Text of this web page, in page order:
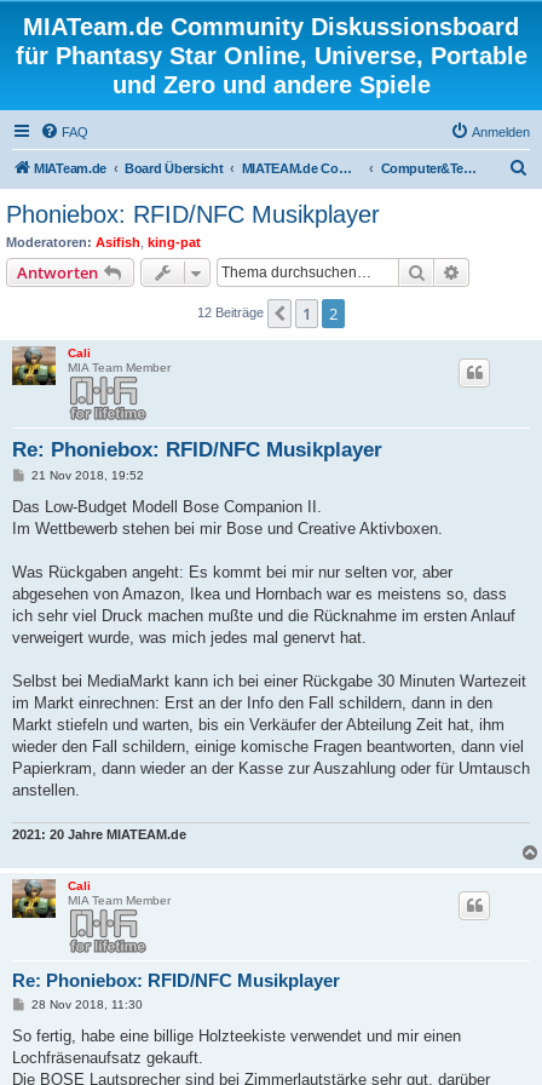
MIATeam.de Community Diskussionsboard
für Phantasy Star Online, Universe, Portable
und Zero und andere Spiele
FAQ Anmelden
MIATeam.de Board Übersicht MIATEAM.de Community Computer&Technik
Phoniebox: RFID/NFC Musikplayer
Moderatoren: Asifish king-pat
Antworten Suche
12 Beiträge Vorherige
1 2
Cali
MIA Team Member
Re: Phoniebox: RFID/NFC Musikplayer
B
i
r
21 Nov 2018, 19:52
Das Low-Budget Modell Bose Companion II.
Im Wettbewerb stehen bei mir Bose und Creative Aktivboxen.
Was Rückgaben angeht: Es kommt bei mir nur selten vor, aber
abgesehen von Amazon, Ikea und Hornbach war es meistens so, dass
ich sehr viel Druck machen mußte und die Rücknahme im ersten Anlauf
verweigert wurde, was mich jedes mal genervt hat.
Selbst bei MediaMarkt kann ich bei einer Rückgabe 30 Minuten Wartezeit
im Markt einrechnen: Erst an der Info den Fall schildern, dann in den
Markt stiefeln und warten, bis ein Verkäufer der Abteilung Zeit hat, ihm
wieder den Fall schildern, einige komische Fragen beantworten, dann viel
Papierkram, dann wieder an der Kasse zur Auszahlung oder für Umtausch
anstellen.
2021: 20 Jahre MIATEAM.de
Cali
MIA Team Member
Re: Phoniebox: RFID/NFC Musikplayer
B
i
r
a
28 Nov 2018, 11:30
So fertig, habe eine billige Holzteekiste verwendet und mir einen
Lochfräsenaufsatz gekauft.
Die BOSE Lautsprecher sind bei Zimmerlautstärke sehr gut, darüber